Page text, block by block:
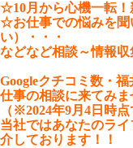
☆10月から心機一転！
☆お仕事での悩みを聞
い）・・・
などなど相談～情報
Googleクチコミ数・
仕事の相談に来てみま
（※2024年9月4日時
当社ではあなたのラ
介しております！！